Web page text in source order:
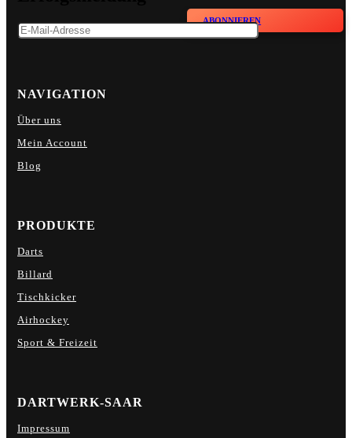
ABONNIEREN
NAVIGATION
Über uns
Mein Account
Blog
PRODUKTE
Darts
Billard
Tischkicker
Airhockey
Sport & Freizeit
DARTWERK-SAAR
Impressum